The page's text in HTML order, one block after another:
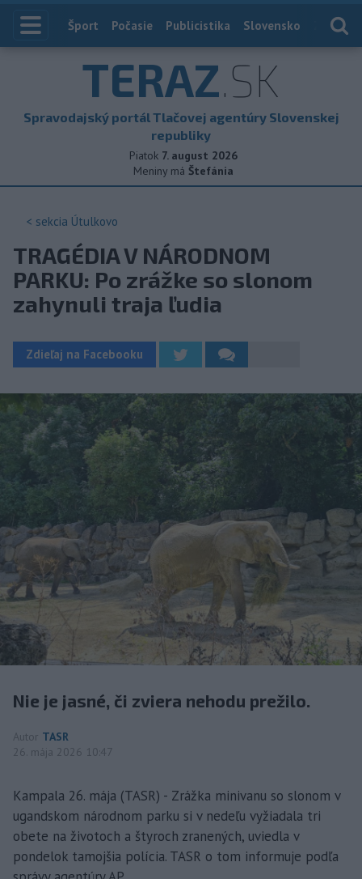
Index
Šport Počasie Publicistika Slovensko
TERAZ.SK
Spravodajský portál Tlačovej agentúry Slovenskej
republiky
Piatok 7. august 2026
Meniny má Štefánia
< sekcia Útulkovo
TRAGÉDIA V NÁRODNOM
PARKU: Po zrážke so slonom
zahynuli traja ľudia
Zdieľaj na Facebooku
Nie je jasné, či zviera nehodu prežilo.
Autor TASR
26. mája 2026 10:47
Kampala 26. mája (TASR) - Zrážka minivanu so slonom v
ugandskom národnom parku si v nedeľu vyžiadala tri
obete na životoch a štyroch zranených, uviedla v
pondelok tamojšia polícia. TASR o tom informuje podľa